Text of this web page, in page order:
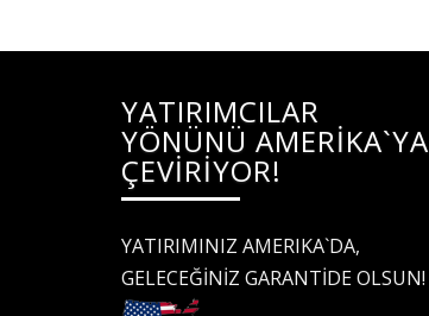
YATIRIMCILAR
YÖNÜNÜ AMERİKA`YA
ÇEVİRİYOR!
YATIRIMINIZ AMERIKA`DA,
GELECEĞİNİZ GARANTİDE OLSUN!